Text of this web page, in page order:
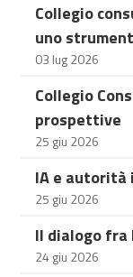
Collegio
uno
03 lug 2026
Collegio
prospettive
25 giu 2026
IA e autorità
25 giu 2026
Il dialogo fra
24 giu 2026